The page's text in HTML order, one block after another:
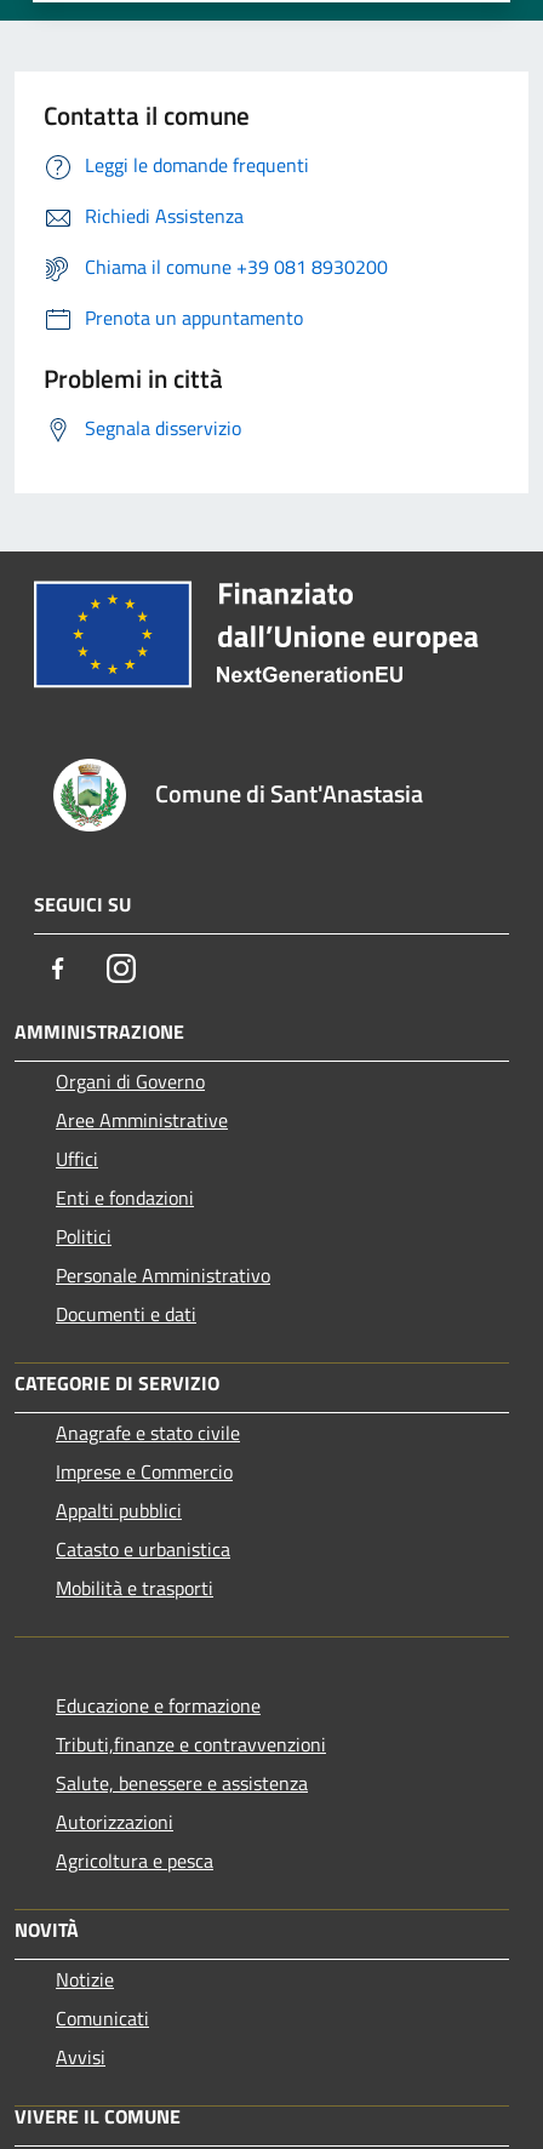
Contatta il comune
Leggi le domande frequenti
Richiedi Assistenza
Chiama il comune +39 081 8930200
Prenota un appuntamento
Problemi in città
Segnala disservizio
Comune di Sant'Anastasia
SEGUICI SU
FacebookInstagram
AMMINISTRAZIONE
Organi di Governo
Aree Amministrative
Uffici
Enti e fondazioni
Politici
Personale Amministrativo
Documenti e dati
CATEGORIE DI SERVIZIO
Anagrafe e stato civile
Imprese e Commercio
Appalti pubblici
Catasto e urbanistica
Mobilità e trasporti
Educazione e formazione
Tributi,finanze e contravvenzioni
Salute, benessere e assistenza
Autorizzazioni
Agricoltura e pesca
NOVITÀ
Notizie
Comunicati
Avvisi
VIVERE IL COMUNE